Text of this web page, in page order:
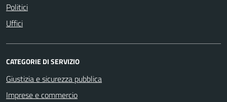
Politici
Uffici
CATEGORIE DI SERVIZIO
Giustizia e sicurezza pubblica
Imprese e commercio